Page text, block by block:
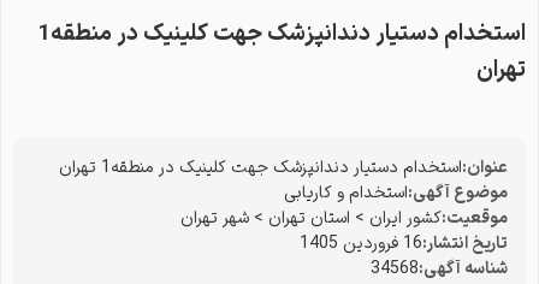
استخدام دستیار دندانپزشک جهت کلینیک در منطقه1
تهران
عنوان:استخدام دستیار دندانپزشک جهت کلینیک در منطقه1 تهران
موضوع آگهی:استخدام و کاریابی
موقعیت:کشور ایران > استان تهران > شهر تهران
تاریخ انتشار:16 فروردین 1405
شناسه آگهی:34568